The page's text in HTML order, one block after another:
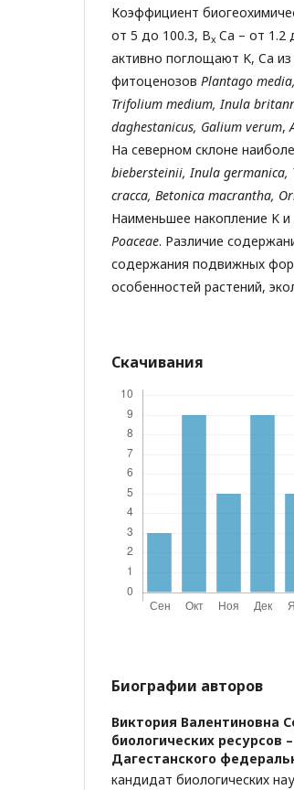
Коэффициент
от 5 до 100.3, Вx Ca – от 1.2
активно поглощают K, Ca
фитоценозов Plantago media,
Trifolium medium, Inula
daghestanicus, Galium verum,
На северном склоне
biebersteinii, Inula germanica,
cracca, Betonica macrantha,
Наименьшее накопление K
Poaceae. Различие
содержания подвижных
особенностей растений,
Скачивания
Биографии авторов
Виктория Валентиновна
биологических
Дагестанского
кандидат биологических